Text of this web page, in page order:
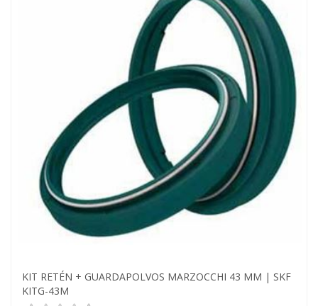
KIT RETÉN + GUARDAPOLVOS MARZOCCHI 43 MM | SKF
KITG-43M